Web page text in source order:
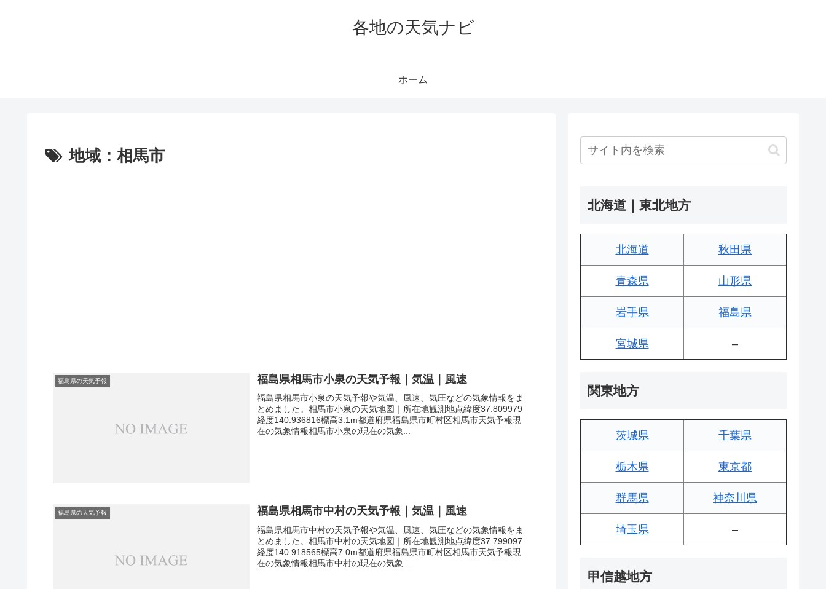
各地の天気ナビ
ホーム
地域：相馬市
福島県の天気予報 福島県相馬市小泉の天気予報｜気温｜風速
福島県相馬市小泉の天気予報や気温、風速、気圧などの気象情報をま
とめました。相馬市小泉の天気地図｜所在地観測地点緯度37.809979
経度140.936816標高3.1m都道府県福島県市町村区相馬市天気予報現
在の気象情報相馬市小泉の現在の気象...
福島県の天気予報 福島県相馬市中村の天気予報｜気温｜風速
福島県相馬市中村の天気予報や気温、風速、気圧などの気象情報をま
とめました。相馬市中村の天気地図｜所在地観測地点緯度37.799097
経度140.918565標高7.0m都道府県福島県市町村区相馬市天気予報現
在の気象情報相馬市中村の現在の気象...
北海道｜東北地方
北海道 秋田県
青森県 山形県
岩手県 福島県
宮城県 –
関東地方
茨城県 千葉県
栃木県 東京都
群馬県 神奈川県
埼玉県 –
甲信越地方